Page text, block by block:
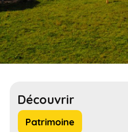
Découvrir
Patrimoine